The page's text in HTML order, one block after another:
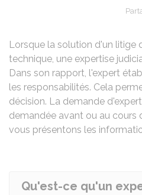
Lorsque la solution d'un litige
technique, une expertise
Dans son rapport, l'expert
les responsabilités. Cela
décision. La demande
demandée avant ou au cours
vous présentons les
Qu'est-ce qu'un